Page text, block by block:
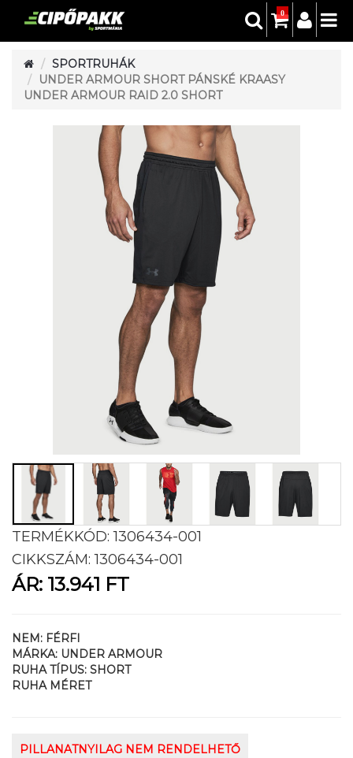
0
SPORTRUHÁK
UNDER ARMOUR SHORT PÁNSKÉ KRAASY
UNDER ARMOUR RAID 2.0 SHORT
TERMÉKKÓD:1306434-001
CIKKSZÁM:1306434-001
ÁR: 13.941 FT
NEM: FÉRFI
MÁRKA: UNDER ARMOUR
RUHA TÍPUS: SHORT
RUHA MÉRET
PILLANATNYILAG NEM RENDELHETŐ